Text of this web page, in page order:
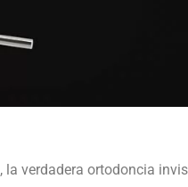
, la verdadera ortodoncia